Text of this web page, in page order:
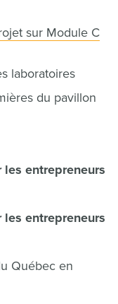
sur Module C
laboratoires
du pavillon
les entrepreneurs
les entrepreneurs
Québec en